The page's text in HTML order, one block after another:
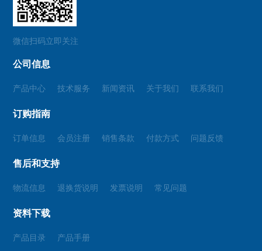
微信扫码立即关注
公司信息
产品中心 技术服务 新闻资讯 关于我们 联系我们
订购指南
订单信息 会员注册 销售条款 付款方式 问题反馈
售后和支持
物流信息 退换货说明 发票说明 常见问题
资料下载
产品目录 产品手册